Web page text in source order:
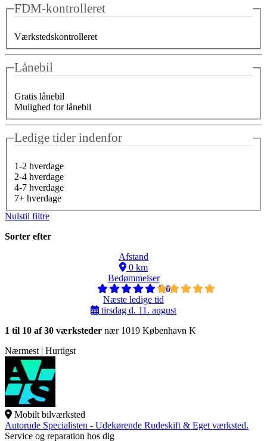
FDM-kontrolleret
Værkstedskontrolleret
Lånebil
Gratis lånebil
Mulighed for lånebil
Ledige tider indenfor
1-2 hverdage
2-4 hverdage
4-7 hverdage
7+ hverdage
Nulstil filtre
Sorter efter
Afstand
0 km
Bedømmelser
5,0
Næste ledige tid
tirsdag d. 11. august
1 til 10 af 30 værksteder nær 1019 København K
Nærmest | Hurtigst
Mobilt bilværksted
Autorude Specialisten - Udekørende Rudeskift & Eget værksted.
Service og reparation hos dig